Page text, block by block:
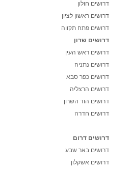
דרושים חולון
דרושים ראשון לציון
דרושים פתח תקווה
דרושים שרון
דרושים ראש העין
דרושים נתניה
דרושים כפר סבא
דרושים הרצליה
דרושים הוד השרון
דרושים חדרה
דרושים דרום
דרושים באר שבע
דרושים אשקלון